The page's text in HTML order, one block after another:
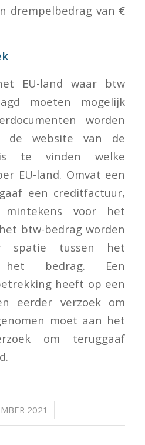
drempelbedrag van €
EU-land waar btw
moeten mogelijk
worden
de website van de
is te vinden welke
EU-land. Omvat een
een creditfactuur,
voor het
btw-bedrag worden
spatie tussen het
bedrag. Een
heeft op een
eerder verzoek om
moet aan het
om teruggaaf
2021
/